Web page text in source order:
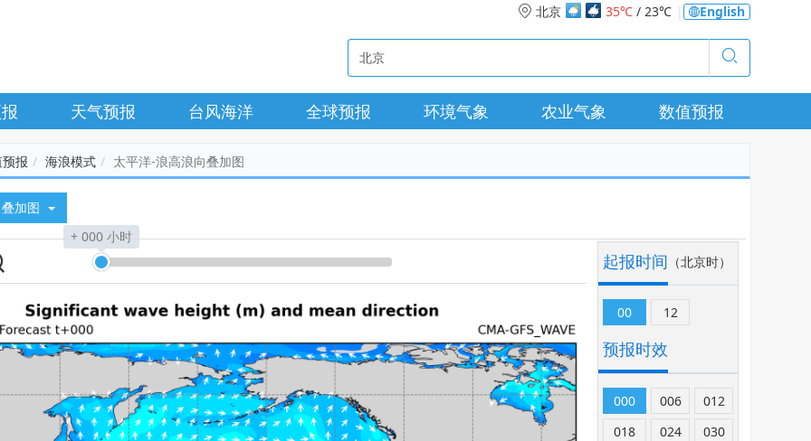
北京 35℃ / 23℃ English
天气预报 台风海洋 全球预报 环境气象 农业气象 数值预报
报 海浪模式 太平洋-浪高浪向叠加图
加图
+ 000 小时
起报时间 （北京时）
00 12
预报时效
000 006
012
018
024
030